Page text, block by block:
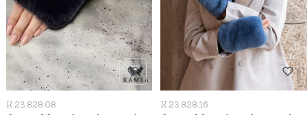
Kod produktu
K.23.828.08 Kod produktu
K.23.828.16